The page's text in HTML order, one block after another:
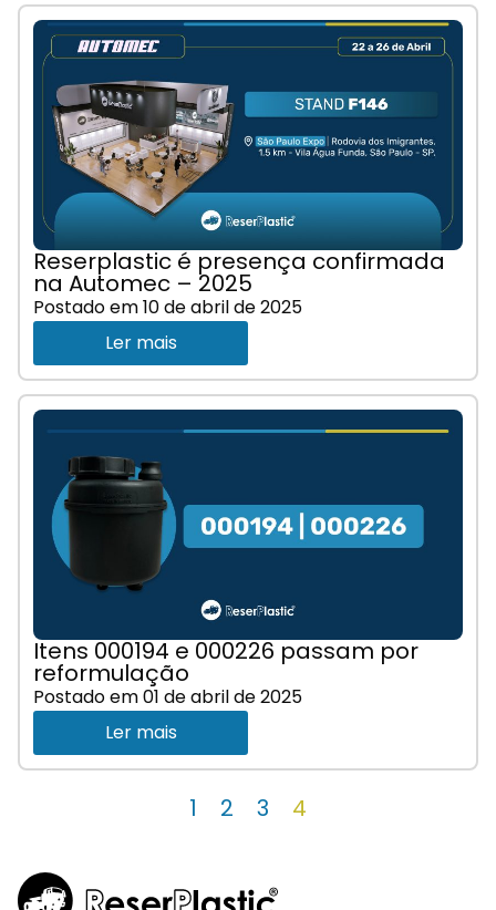
Reserplastic é presença confirmada
na Automec – 2025
Postado em10 de abril de 2025
Ler mais
Itens 000194 e 000226 passam por
reformulação
Postado em01 de abril de 2025
Ler mais
1 2 3 4